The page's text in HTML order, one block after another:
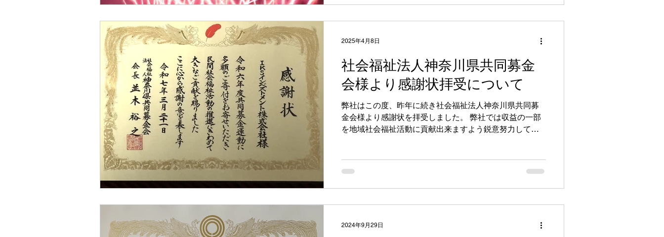
社会福祉法人神奈川県共同募金
会様より感謝状拝受について
弊社はこの度、昨年に続き社会福祉法人神奈川県共同募
金会様より感謝状を拝受しました。 弊社では収益の一部
を地域社会福祉活動に貢献出来ますよう鋭意努力してま
2025年4月8日
2024年9月29日